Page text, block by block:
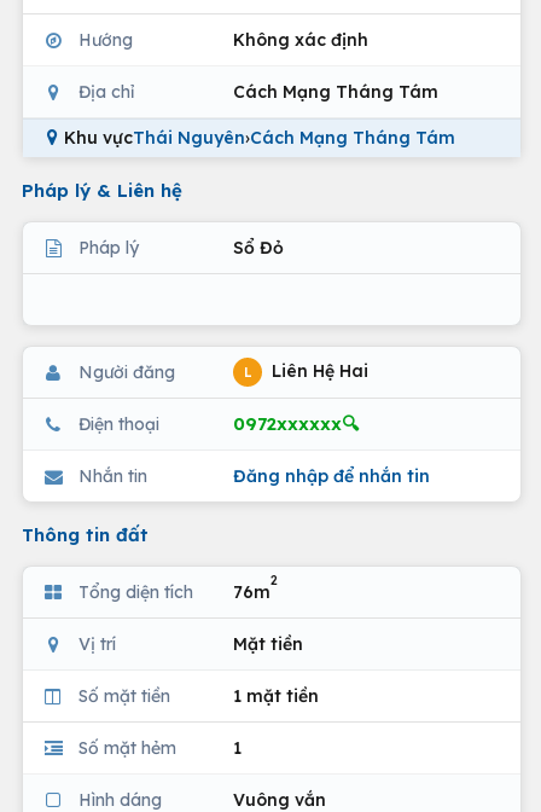
Hướng Không xác định
Địa chỉ Cách Mạng Tháng Tám
Khu vựcThái Nguyên›Cách Mạng Tháng Tám
Pháp lý & Liên hệ
Pháp lý Sổ Đỏ
Người đăng L Liên Hệ Hai
Điện thoại 0972xxxxxx🔍
Nhắn tin Đăng nhập để nhắn tin
Thông tin đất
Tổng diện tích 76m
2
Vị trí Mặt tiền
Số mặt tiền 1 mặt tiền
Số mặt hẻm 1
Hình dáng Vuông vắn